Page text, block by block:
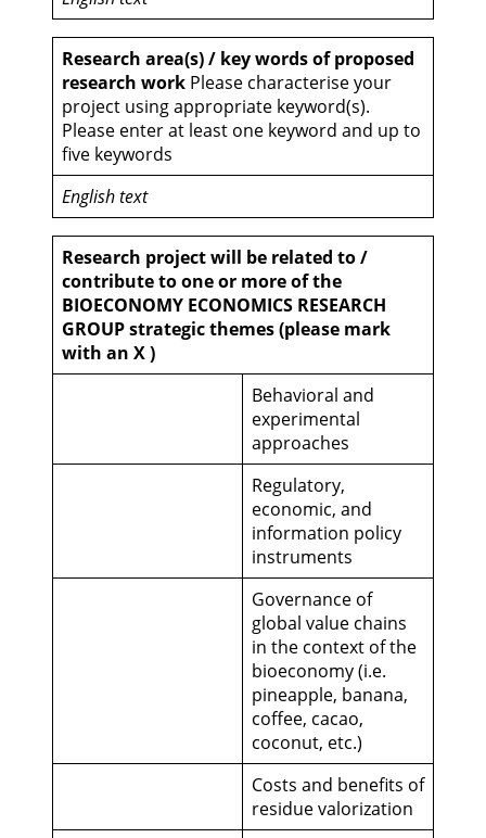
Research area(s) / key words of proposed
research work Please characterise your
project using appropriate keyword(s).
Please enter at least one keyword and up to
five keywords
English text
Research project will be related to /
contribute to one or more of the
BIOECONOMY ECONOMICS RESEARCH
GROUP strategic themes (please mark
with an X )
Behavioral and
experimental
approaches
Regulatory,
economic, and
information policy
instruments
Governance of
global value chains
in the context of the
bioeconomy (i.e.
pineapple, banana,
coffee, cacao,
coconut, etc.)
Costs and benefits of
residue valorization